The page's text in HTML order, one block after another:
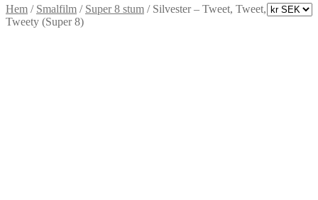
Hem / Smalfilm / Super 8 stum / Silvester – Tweet, Tweet,
Tweety (Super 8)